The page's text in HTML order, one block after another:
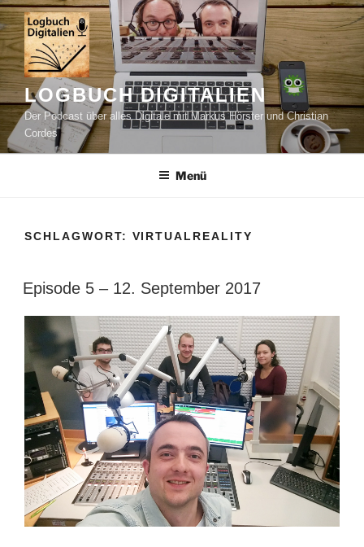
Zum
Inhalt
springen
LOGBUCH DIGITALIEN
Der Podcast über alles Digitale mit Markus Hörster und Christian
Cordes
Menü
SCHLAGWORT: VIRTUALREALITY
Episode 5 – 12. September 2017